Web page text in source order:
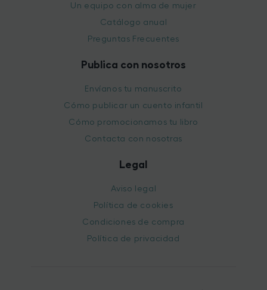
Un equipo con alma de mujer
Catálogo anual
Preguntas Frecuentes
Publica con nosotros
Envíanos tu manuscrito
Cómo publicar un cuento infantil
Cómo promocionamos tu libro
Contacta con nosotras
Legal
Aviso legal
Política de cookies
Condiciones de compra
Política de privacidad